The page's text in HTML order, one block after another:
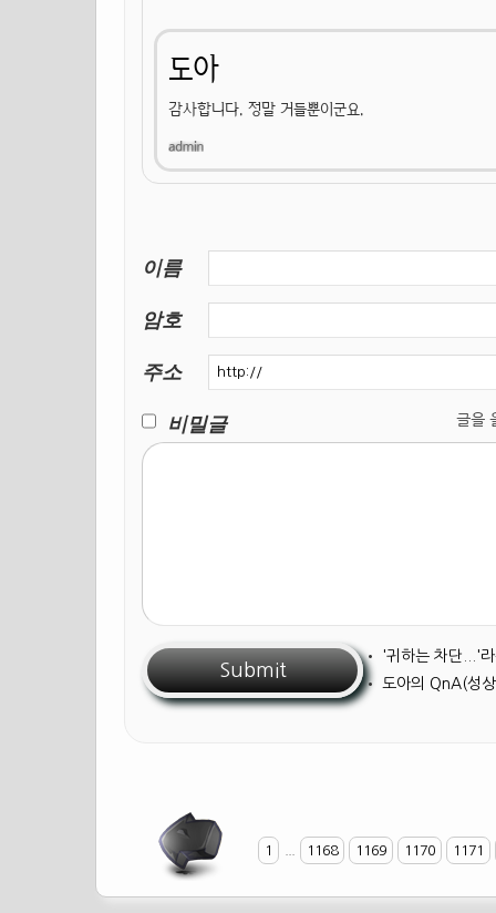
도아
감사합니다. 정말 거들뿐이군요.
이름
암호
주소
비밀글
글을
• '귀하는 차단...'
• 도아의 QnA(성
1 1168 1169 1170 1171